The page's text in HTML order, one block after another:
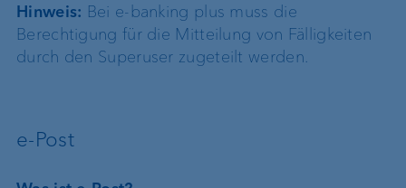
Hinweis: Bei e-banking plus muss die
Berechtigung für die Mitteilung von Fälligkeiten
durch den Superuser zugeteilt werden.
e-Post